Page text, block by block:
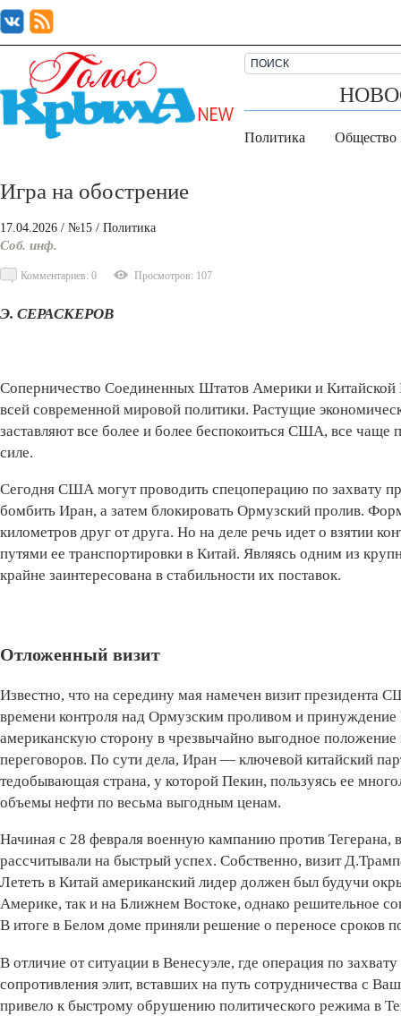
Политика Общество
Игра на обострение
17.04.2026 / №15 / Политика
Соб. инф.
Комментариев: 0 Просмотров: 107
Э. СЕРАСКЕРОВ
Соперничество Соединенных Штатов Америки и
всей современной мировой политики. Растущие
заставляют все более и более беспокоиться США, все
силе.
Сегодня США могут проводить спецоперацию по захвату
бомбить Иран, а затем блокировать Ормузский пролив.
километров друг от друга. Но на деле речь идет о взятии
путями ее транспортировки в Китай. Являясь одним из
крайне заинтересована в стабильности их поставок.
Отложенный визит
Известно, что на середину мая намечен визит президента
времени контроля над Ормузским проливом и
американскую сторону в чрезвычайно выгодное
переговоров. По сути дела, Иран — ключевой китайский
тедобывающая страна, у которой Пекин, пользуясь ее
объемы нефти по весьма выгодным ценам.
Начиная с 28 февраля военную кампанию против Тегерана,
рассчитывали на быстрый успех. Собственно, визит
Лететь в Китай американский лидер должен был будучи
Америке, так и на Ближнем Востоке, однако решительное
В итоге в Белом доме приняли решение о переносе сроков
В отличие от ситуации в Венесуэле, где операция по
сопротивления элит, вставших на путь сотрудничества с
привело к быстрому обрушению политического режима в